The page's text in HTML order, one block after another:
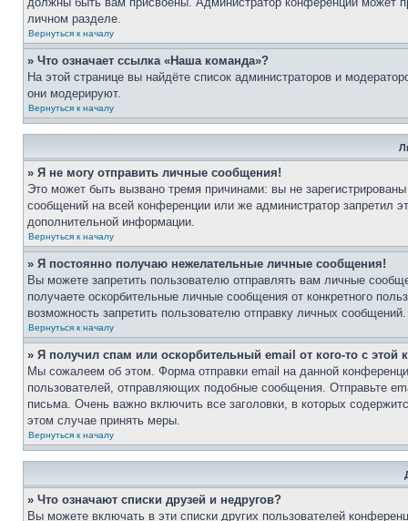
личном разделе.
Вернуться к началу
» Что означает ссылка «Наша команда»?
На этой странице вы найдёте список администраторов и
они модерируют.
Вернуться к началу
» Я не могу отправить личные сообщения!
Это может быть вызвано тремя причинами: вы не
сообщений на всей конференции или же администратор запретил
дополнительной информации.
Вернуться к началу
» Я постоянно получаю нежелательные личные сообщения!
Вы можете запретить пользователю отправлять вам личные
получаете оскорбительные личные сообщения от конкретного
возможность запретить пользователю отправку личных сообщений.
Вернуться к началу
» Я получил спам или оскорбительный email от кого-то с этой
Мы сожалеем об этом. Форма отправки email на данной
пользователей, отправляющих подобные сообщения. Отправьте
письма. Очень важно включить все заголовки, в которых
этом случае принять меры.
Вернуться к началу
» Что означают списки друзей и недругов?
Вы можете включать в эти списки других пользователей